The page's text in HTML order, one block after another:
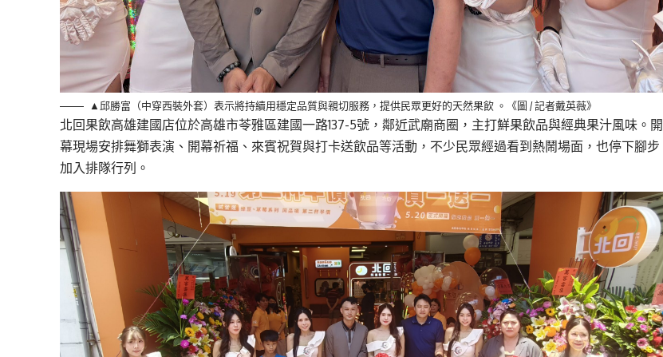
▲邱勝富（中穿西裝外套）表示將持續用穩定品質與親切服務，提供民眾更好的天然果飲 。《圖 / 記者戴英薇》
北回果飲高雄建國店位於高雄市苓雅區建國一路137-5號，鄰近武廟商圈，主打鮮果飲品與經典果汁風味。開
幕現場安排舞獅表演、開幕祈福、來賓祝賀與打卡送飲品等活動，不少民眾經過看到熱鬧場面，也停下腳步
加入排隊行列。